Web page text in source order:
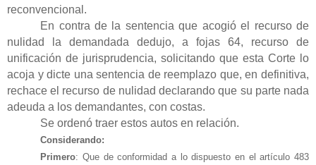
reconvencional.
En contra de la sentencia que acogió el recurso de
nulidad la demandada dedujo, a fojas 64, recurso de
unificación de jurisprudencia, solicitando que esta Corte lo
acoja y dicte una sentencia de reemplazo que, en definitiva,
rechace el recurso de nulidad declarando que su parte nada
adeuda a los demandantes, con costas.
Se ordenó traer estos autos en relación.
Considerando:
Primero: Que de conformidad a lo dispuesto en el artículo 483